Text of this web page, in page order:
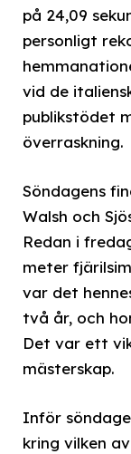
på 24,09
personligt
vid de
publik­stödet
överraskning.
Söndagens
Walsh och
Redan i
meter
var det
två år, och
Det var ett
mästerskap.
Inför
kring vilken